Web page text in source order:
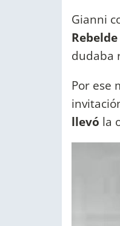
Gianni
dudaba
Por ese
llevó la